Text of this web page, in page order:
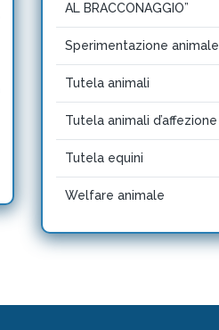
AL BRACCONAGGIO”
Sperimentazione animale
Tutela animali
Tutela animali d’affezione
Tutela equini
Welfare animale